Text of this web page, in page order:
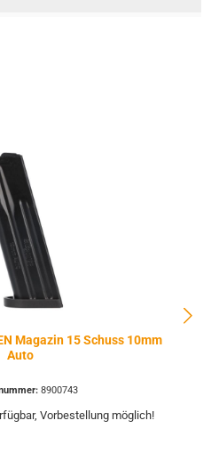
Magazin 15 Schuss 10mm
Auto
8900743
Vorbestellung möglich!